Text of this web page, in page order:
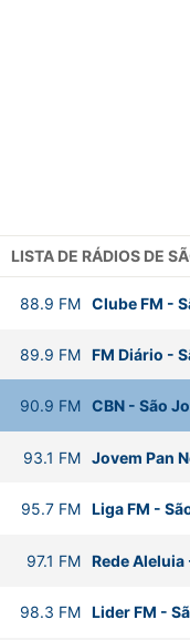
LISTA DE RÁDIOS DE
88.9 FM Clube FM -
89.9 FM FM Diário -
90.9 FM CBN- São
93.1 FM Jovem Pan
95.7 FM Liga FM -
97.1 FM Rede Aleluia
98.3 FM Lider FM -